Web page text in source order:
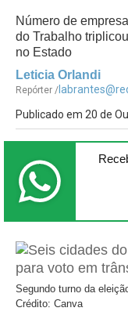
Número de
do Trabalho
no Estado
Leticia Orlandi
Repórter /
Publicado em 20 de
Segundo turno da
Crédito: Canva